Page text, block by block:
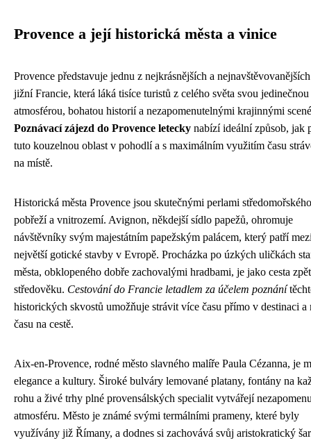
Provence a její historická města a vinice
Provence představuje jednu z nejkrásnějších a
jižní Francie, která láká tisíce turistů z celého světa svou jedinečnou
atmosférou, bohatou historií a nezapomenutelnými krajinnými
Poznávací zájezd do Provence letecky nabízí ideální způsob, jak
tuto kouzelnou oblast v pohodlí a s maximálním využitím času
na místě.
Historická města Provence jsou skutečnými perlami středomořského
pobřeží a vnitrozemí. Avignon, někdejší sídlo papežů, ohromuje
návštěvníky svým majestátním papežským palácem, který patří
největší gotické stavby v Evropě. Procházka po úzkých uličkách
města, obklopeného dobře zachovalými hradbami, je jako cesta
středověku. Cestování do Francie letadlem za účelem poznání
historických skvostů umožňuje strávit více času přímo v destinaci a
času na cestě.
Aix-en-Provence, rodné město slavného malíře Paula Cézanna, je
elegance a kultury. Široké bulváry lemované platany, fontány na
rohu a živé trhy plné provensálských specialit vytvářejí
atmosféru. Město je známé svými termálními prameny, které byly
využívány již Římany, a dodnes si zachovává svůj aristokratický